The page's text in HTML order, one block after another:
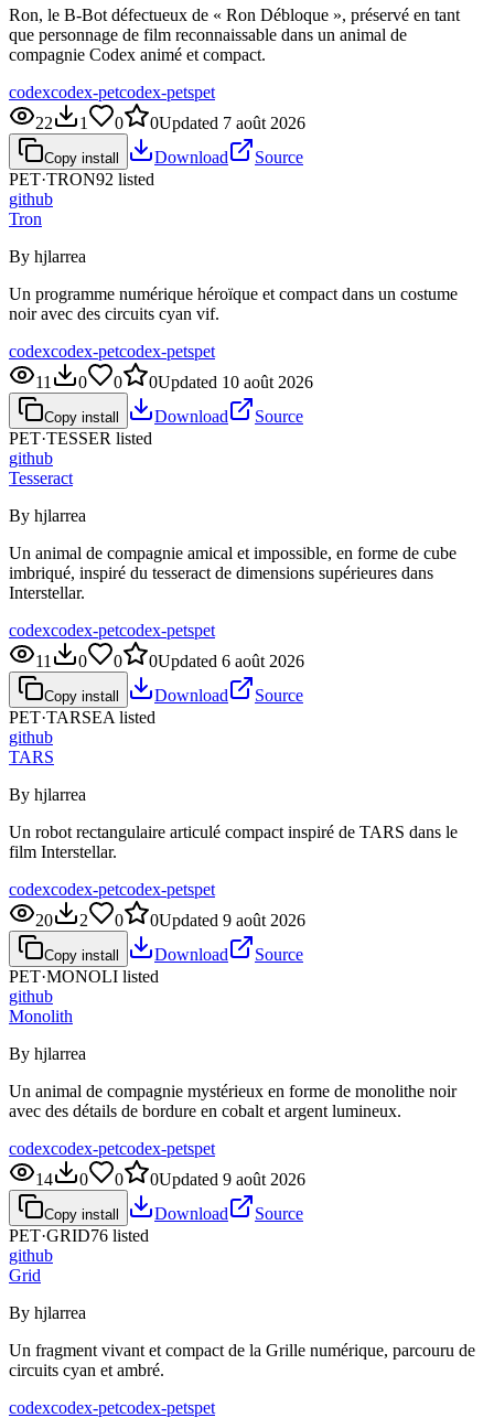
Ron, le B-Bot défectueux de « Ron Débloque », préservé en tant
que personnage de film reconnaissable dans un animal de
compagnie Codex animé et compact.
codexcodex-petcodex-petspet
22
1 0 0Updated 7 août 2026
Copy install Download
Source
PET·TRON92 listed
github
Tron
By hjlarrea
Un programme numérique héroïque et compact dans un costume
noir avec des circuits cyan vif.
codexcodex-petcodex-petspet
11
0 0 0Updated 10 août 2026
Copy install Download
Source
PET·TESSER listed
github
Tesseract
By hjlarrea
Un animal de compagnie amical et impossible, en forme de cube
imbriqué, inspiré du tesseract de dimensions supérieures dans
Interstellar.
codexcodex-petcodex-petspet
11
0 0 0Updated 6 août 2026
Copy install Download
Source
PET·TARSEA listed
github
TARS
By hjlarrea
Un robot rectangulaire articulé compact inspiré de TARS dans le
film Interstellar.
codexcodex-petcodex-petspet
20
2 0 0Updated 9 août 2026
Copy install Download
Source
PET·MONOLI listed
github
Monolith
By hjlarrea
Un animal de compagnie mystérieux en forme de monolithe noir
avec des détails de bordure en cobalt et argent lumineux.
codexcodex-petcodex-petspet
14
0 0 0Updated 9 août 2026
Copy install Download
Source
PET·GRID76 listed
github
Grid
By hjlarrea
Un fragment vivant et compact de la Grille numérique, parcouru de
circuits cyan et ambré.
codexcodex-petcodex-petspet